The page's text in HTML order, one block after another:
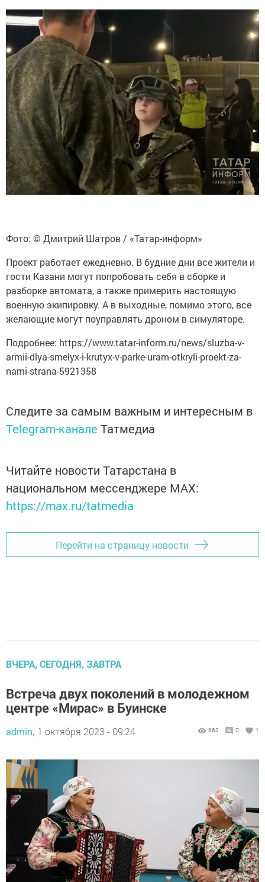
Фото: © Дмитрий Шатров / «Татар-информ»
Проект работает ежедневно. В будние дни все жители и
гости Казани могут попробовать себя в сборке и
разборке автомата, а также примерить настоящую
военную экипировку. А в выходные, помимо этого, все
желающие могут поуправлять дроном в симуляторе.
Подробнее: https://www.tatar-inform.ru/news/sluzba-v-
armii-dlya-smelyx-i-krutyx-v-parke-uram-otkryli-proekt-za-
nami-strana-5921358
Следите за самым важным и интересным в
Telegram-канале Татмедиа
Читайте новости Татарстана в
национальном мессенджере MАХ:
https://max.ru/tatmedia
Перейти на страницу новости
ВЧЕРА, СЕГОДНЯ, ЗАВТРА
Встреча двух поколений в молодежном
центре «Мирас» в Буинске
admin, 1 октября 2023 - 09:24 863 0 1